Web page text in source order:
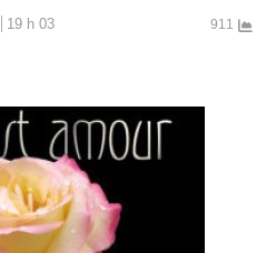
19 h 03
911